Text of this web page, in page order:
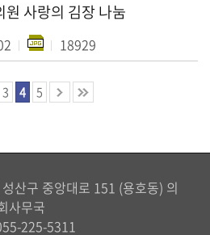
사랑의 김장 나눔
18929
3 4 5
산구 중앙대로 151 (용호동) 의
사무국
225-5311